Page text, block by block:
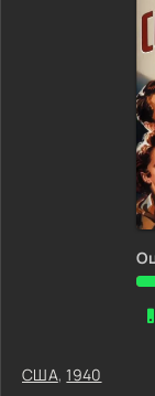
США,1940